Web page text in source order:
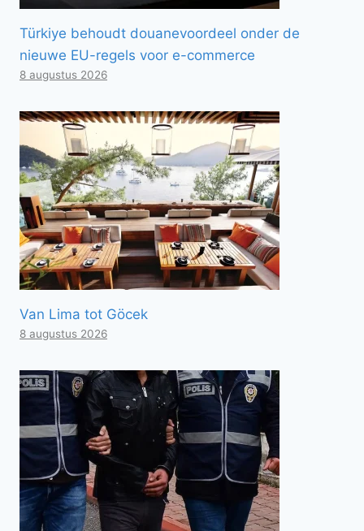
Türkiye behoudt douanevoordeel onder de
nieuwe EU-regels voor e-commerce
8 augustus 2026
Van Lima tot Göcek
8 augustus 2026